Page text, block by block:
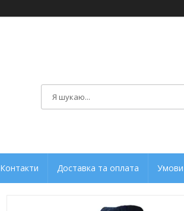
Контакти Доставка та оплата Умови